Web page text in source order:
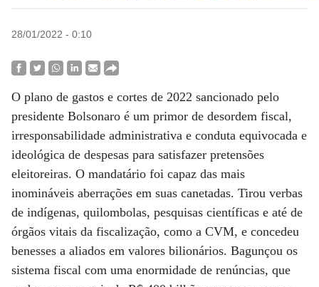
28/01/2022 - 0:10
O plano de gastos e cortes de 2022 sancionado pelo
presidente Bolsonaro é um primor de desordem fiscal,
irresponsabilidade administrativa e conduta equivocada e
ideológica de despesas para satisfazer pretensões
eleitoreiras. O mandatário foi capaz das mais
inomináveis aberrações em suas canetadas. Tirou verbas
de indígenas, quilombolas, pesquisas científicas e até de
órgãos vitais da fiscalização, como a CVM, e concedeu
benesses a aliados em valores bilionários. Bagunçou os
sistema fiscal com uma enormidade de renúncias, que